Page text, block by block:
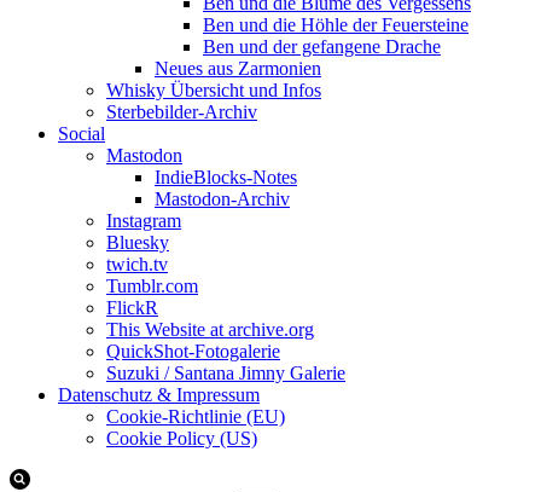
Ben und die Höhle der Feuersteine
Ben und der gefangene Drache
Neues aus Zarmonien
Whisky Übersicht und Infos
Sterbebilder-Archiv
Social
Mastodon
IndieBlocks-Notes
Mastodon-Archiv
Instagram
Bluesky
twich.tv
Tumblr.com
FlickR
This Website at archive.org
QuickShot-Fotogalerie
Suzuki / Santana Jimny Galerie
Datenschutz & Impressum
Cookie-Richtlinie (EU)
Cookie Policy (US)